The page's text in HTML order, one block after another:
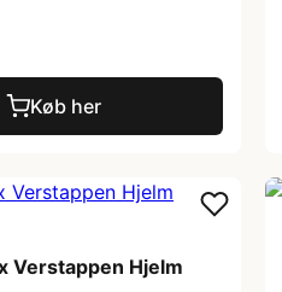
Køb her
Verstappen Hjelm